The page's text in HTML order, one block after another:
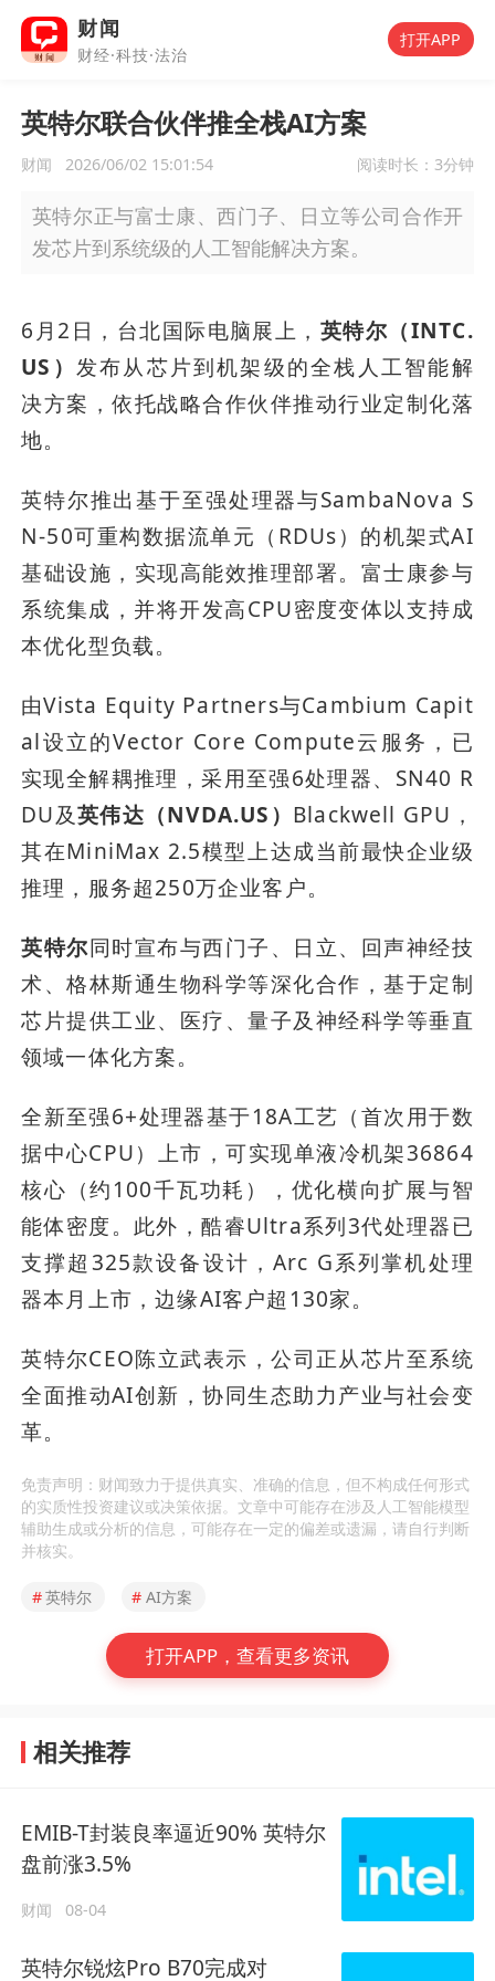
财闻
财经·科技·法治
打开APP
英特尔联合伙伴推全栈AI方案
财闻 2026/06/02 15:01:54 阅读时长： 3分钟
英特尔正与富士康、西门子、日立等公司合作开
发芯片到系统级的人工智能解决方案。
6月2日，台北国际电脑展上， 英特尔（INTC.
US） 发布从芯片到机架级的全栈人工智能解
决方案，依托战略合作伙伴推动行业定制化落
地。
英特尔推出基于至强处理器与SambaNova S
N-50可重构数据流单元（RDUs）的机架式AI
基础设施，实现高能效推理部署。富士康参与
系统集成，并将开发高CPU密度变体以支持成
本优化型负载。
由Vista Equity Partners与Cambium Capit
al设立的Vector Core Compute云服务，已
实现全解耦推理，采用至强6处理器、SN40 R
DU及英伟达（NVDA.US） Blackwell GPU，
其在MiniMax 2.5模型上达成当前最快企业级
推理，服务超250万企业客户。
英特尔同时宣布与西门子、日立、回声神经技
术、格林斯通生物科学等深化合作，基于定制
芯片提供工业、医疗、量子及神经科学等垂直
领域一体化方案。
全新至强6+处理器基于18A工艺（首次用于数
据中心CPU）上市，可实现单液冷机架36864
核心（约100千瓦功耗），优化横向扩展与智
能体密度。此外，酷睿Ultra系列3代处理器已
支撑超325款设备设计，Arc G系列掌机处理
器本月上市，边缘AI客户超130家。
英特尔CEO陈立武表示，公司正从芯片至系统
全面推动AI创新，协同生态助力产业与社会变
革。
免责声明：财闻致力于提供真实、准确的信息，但不构成任何形式
的实质性投资建议或决策依据。文章中可能存在涉及人工智能模型
辅助生成或分析的信息，可能存在一定的偏差或遗漏，请自行判断
并核实。
#英特尔 # AI方案
打开APP，查看更多资讯
相关推荐
EMIB-T封装良率逼近90% 英特尔
盘前涨3.5%
财闻 08-04
英特尔锐炫Pro B70完成对